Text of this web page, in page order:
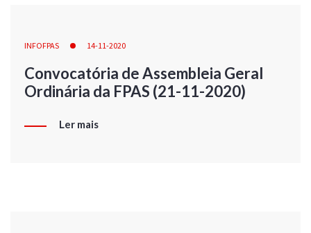
INFOFPAS 14-11-2020
Convocatória de Assembleia Geral
Ordinária da FPAS (21-11-2020)
Ler mais